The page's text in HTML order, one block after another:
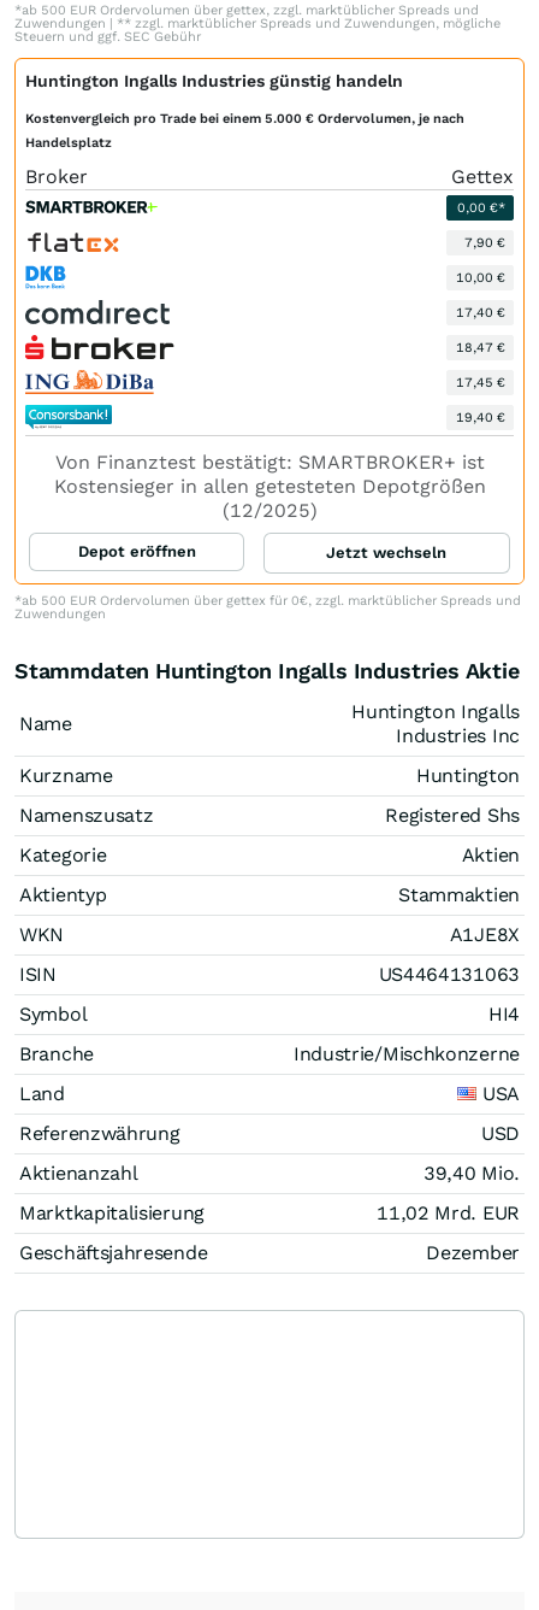
*ab 500 EUR Ordervolumen über gettex, zzgl. marktüblicher Spreads und
Zuwendungen | ** zzgl. marktüblicher Spreads und Zuwendungen, mögliche
Steuern und ggf. SEC Gebühr
Huntington Ingalls Industries günstig handeln
Kostenvergleich pro Trade bei einem 5.000 € Ordervolumen, je nach
Handelsplatz
Broker Gettex
0,00 €*
7,90 €
10,00 €
17,40 €
18,47 €
17,45 €
19,40 €
Von Finanztest bestätigt: SMARTBROKER+ ist
Kostensieger in allen getesteten Depotgrößen
(12/2025)
Depot eröffnen Jetzt wechseln
*ab 500 EUR Ordervolumen über gettex für 0€, zzgl. marktüblicher Spreads und
Zuwendungen
Stammdaten Huntington Ingalls Industries Aktie
Name
Huntington Ingalls
Industries Inc
Kurzname
Huntington
Namenszusatz
Registered Shs
Kategorie
Aktien
Aktientyp
Stammaktien
WKN
A1JE8X
ISIN
US4464131063
Symbol
HI4
Branche
Industrie/Mischkonzerne
Land
USA
Referenzwährung
USD
Aktienanzahl
39,40 Mio.
Marktkapitalisierung
11,02 Mrd. EUR
Geschäftsjahresende
Dezember